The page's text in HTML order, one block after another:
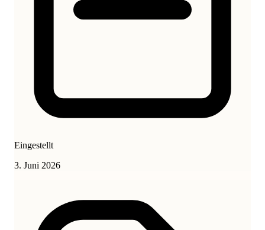
Eingestellt
3. Juni 2026